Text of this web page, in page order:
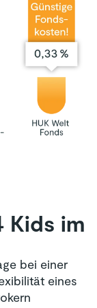
Kids im
bei einer
eines